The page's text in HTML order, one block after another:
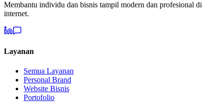
Membantu individu dan bisnis tampil modern dan profesional di
internet.
Layanan
Semua Layanan
Personal Brand
Website Bisnis
Portofolio